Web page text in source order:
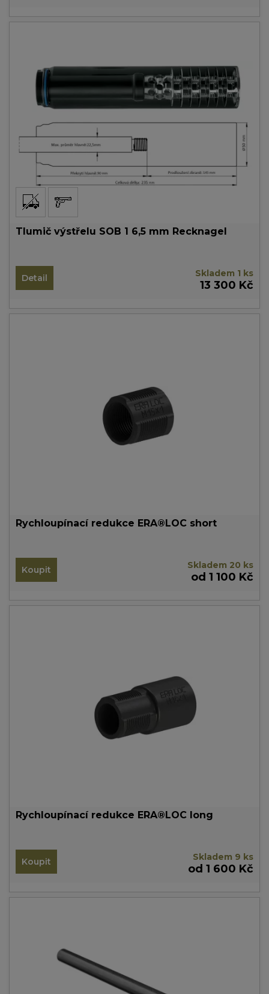
Tlumič výstřelu SOB 1 6,5 mm Recknagel
Detail Skladem 1 ks
13 300 Kč
Rychloupínací redukce ERA®LOC short
Koupit Skladem 20 ks
od 1 100 Kč
Rychloupínací redukce ERA®LOC long
Koupit Skladem 9 ks
od 1 600 Kč